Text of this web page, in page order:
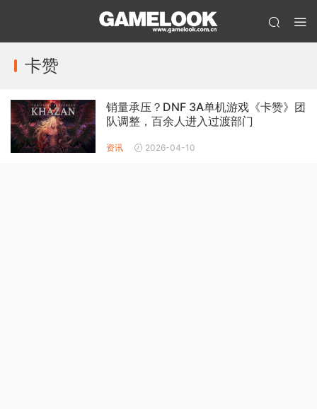
卡赞
销量承压？DNF 3A单机游戏《卡赞》团
队调整，百余人进入过渡部门
资讯 2026-04-10